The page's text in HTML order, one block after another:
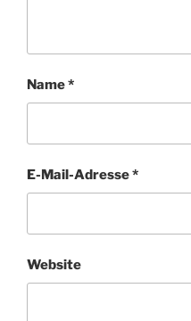
Name*
E-Mail-Adresse*
Website